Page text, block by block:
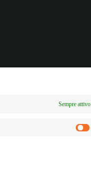
Sempre attivo